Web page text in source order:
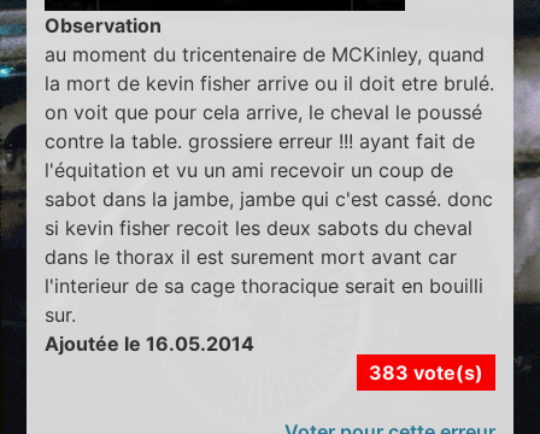
Observation
au moment du tricentenaire de MCKinley, quand
la mort de kevin fisher arrive ou il doit etre brulé.
on voit que pour cela arrive, le cheval le poussé
contre la table. grossiere erreur !!! ayant fait de
l'équitation et vu un ami recevoir un coup de
sabot dans la jambe, jambe qui c'est cassé. donc
si kevin fisher recoit les deux sabots du cheval
dans le thorax il est surement mort avant car
l'interieur de sa cage thoracique serait en bouilli
sur.
Ajoutée le 16.05.2014
383 vote(s)